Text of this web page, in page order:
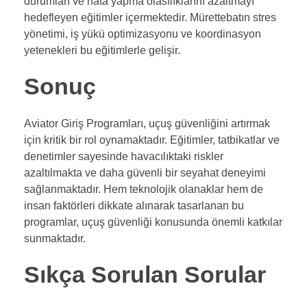
hedefleyen eğitimler içermektedir. Mürettebatın stres
yönetimi, iş yükü optimizasyonu ve koordinasyon
yetenekleri bu eğitimlerle gelişir.
Sonuç
Aviator Giriş Programları, uçuş güvenliğini artırmak
için kritik bir rol oynamaktadır. Eğitimler, tatbikatlar ve
denetimler sayesinde havacılıktaki riskler
azaltılmakta ve daha güvenli bir seyahat deneyimi
sağlanmaktadır. Hem teknolojik olanaklar hem de
insan faktörleri dikkate alınarak tasarlanan bu
programlar, uçuş güvenliği konusunda önemli katkılar
sunmaktadır.
Sıkça Sorulan Sorular